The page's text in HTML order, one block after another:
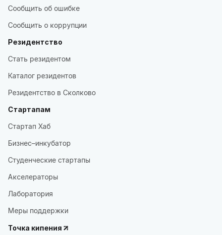
Сообщить об ошибке
Сообщить о коррупции
Резидентство
Стать резидентом
Каталог резидентов
Резидентство в Сколково
Стартапам
Стартап Хаб
Бизнес–инкубатор
Студенческие стартапы
Акселераторы
Лаборатория
Меры поддержки
Точка кипения